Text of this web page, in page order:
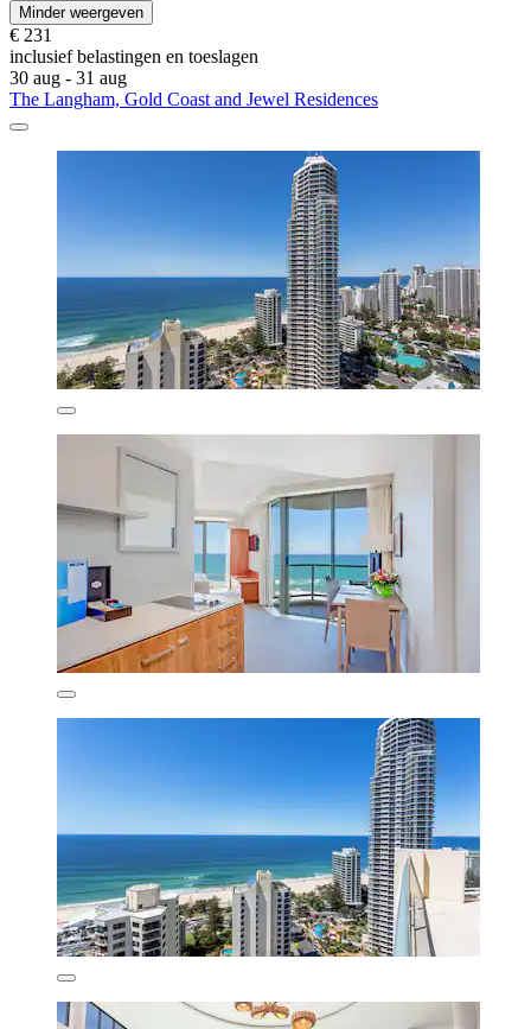
Minder weergeven
€ 231
inclusief belastingen en toeslagen
30 aug - 31 aug
The Langham, Gold Coast and Jewel Residences